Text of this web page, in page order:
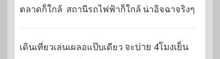
ตลาดก็ใกล้ สถานีรถไฟฟ้าก็ใกล้ น่าอิจฉาจริงๆ
เดินเที่ยวเล่นเผลอแป๊บเดียว จะบ่าย 4โมงเย็น